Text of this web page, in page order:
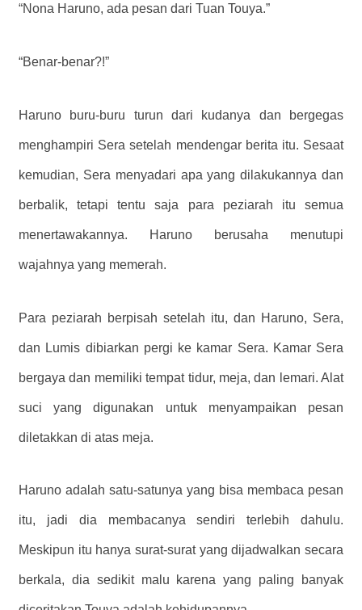
“Nona Haruno, ada pesan dari Tuan Touya.”
“Benar-benar?!”
Haruno buru-buru turun dari kudanya dan bergegas
menghampiri Sera setelah mendengar berita itu. Sesaat
kemudian, Sera menyadari apa yang dilakukannya dan
berbalik, tetapi tentu saja para peziarah itu semua
menertawakannya. Haruno berusaha menutupi
wajahnya yang memerah.
Para peziarah berpisah setelah itu, dan Haruno, Sera,
dan Lumis dibiarkan pergi ke kamar Sera. Kamar Sera
bergaya dan memiliki tempat tidur, meja, dan lemari. Alat
suci yang digunakan untuk menyampaikan pesan
diletakkan di atas meja.
Haruno adalah satu-satunya yang bisa membaca pesan
itu, jadi dia membacanya sendiri terlebih dahulu.
Meskipun itu hanya surat-surat yang dijadwalkan secara
berkala, dia sedikit malu karena yang paling banyak